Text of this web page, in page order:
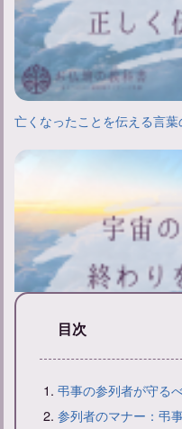
亡くなったことを伝える言
目次
弔事の参列者が守る
参列者のマナー：弔